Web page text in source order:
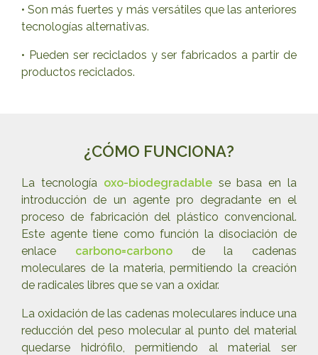
• Son más fuertes y más versátiles que las anteriores
tecnologías alternativas.
• Pueden ser reciclados y ser fabricados a partir de
productos reciclados.
¿CÓMO FUNCIONA?
La tecnología oxo-biodegradablese basa en la
introducción de un agente pro degradante en el
proceso de fabricación del plástico convencional.
Este agente tiene como función la disociación de
enlace carbono=carbonode la cadenas
moleculares de la materia, permitiendo la creación
de radicales libres que se van a oxidar.
La oxidación de las cadenas moleculares induce una
reducción del peso molecular al punto del material
quedarse hidrófilo, permitiendo al material ser